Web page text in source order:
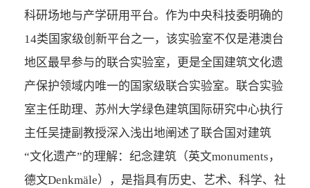
科研场地与产学研用平台。作为中央科技委明确的
14类国家级创新平台之一，该实验室不仅是港澳台
地区最早参与的联合实验室，更是全国建筑文化遗
产保护领域内唯一的国家级联合实验室。联合实验
室主任助理、苏州大学绿色建筑国际研究中心执行
主任吴捷副教授深入浅出地阐述了联合国对建筑
“文化遗产”的理解：纪念建筑（英文monuments，
德文Denkmäle），是指具有历史、艺术、科学、社